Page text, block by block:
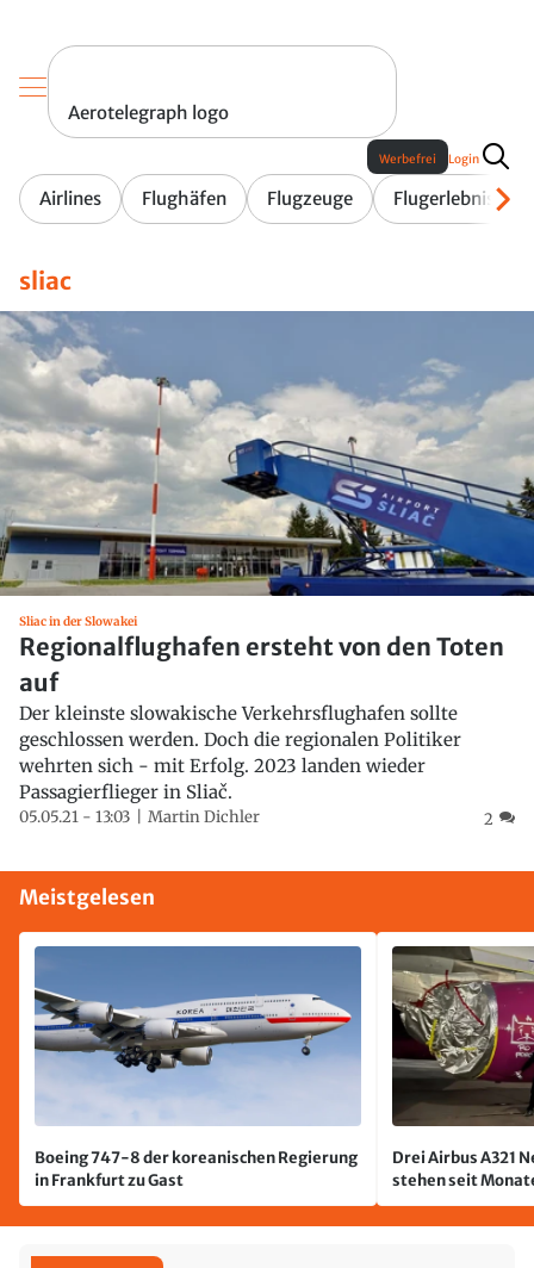
Aerotelegraph logo
Airlines Flughäfen Flugzeuge Flugerlebnis
Werbefrei Login
sliac
Sliac in der Slowakei
Regionalflughafen ersteht von den Toten
auf
Der kleinste slowakische Verkehrsflughafen sollte
geschlossen werden. Doch die regionalen Politiker
wehrten sich - mit Erfolg. 2023 landen wieder
Passagierflieger in Sliač.
05.05.21 - 13:03 Martin Dichler 2
Meistgelesen
Boeing 747-8 der koreanischen Regierung
in Frankfurt zu Gast
Drei Airbus A321
stehen seit
jetzt wurde einer